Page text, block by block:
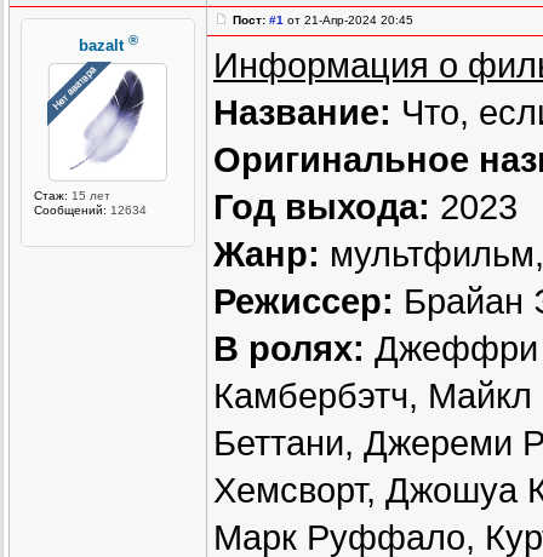
bazalt ®
Стаж: 15 лет
Сообщений: 12634
Пост: #1 от 21-Апр-2024 20:45
Информация о
Название: Что,
Оригинальное
Год выхода: 2023
Жанр:
Режиссер: Брайан
В ролях: Джеффри
Камбербэтч,
Беттани, Джереми
Хемсворт, Джошуа
Марк Руффало,